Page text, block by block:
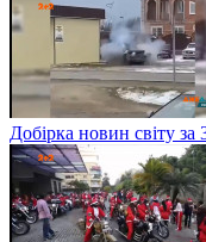
Добірка новин світу